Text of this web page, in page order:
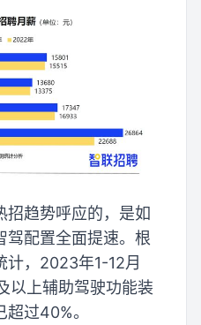
招趋势呼应的，是如
驾配置全面提速。根
计，2023年1-12月
以上辅助驾驶功能装
过40%。